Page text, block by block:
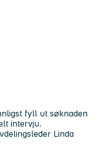
fyll ut søknaden
intervju.
Linda